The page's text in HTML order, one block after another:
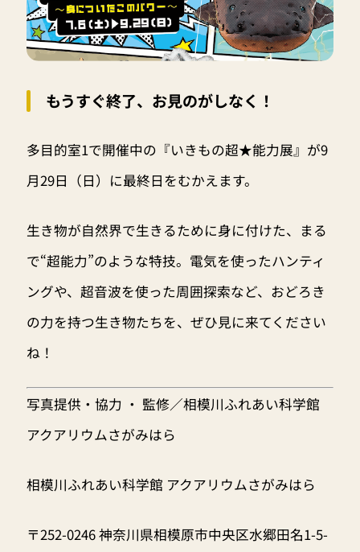
もうすぐ終了、お見のがしなく！
多目的室1で開催中の『いきもの超★能力展』が9
月29日（日）に最終日をむかえます。
生き物が自然界で生きるために身に付けた、まる
で“超能力”のような特技。電気を使ったハンティ
ングや、超音波を使った周囲探索など、おどろき
の力を持つ生き物たちを、ぜひ見に来てください
ね！
写真提供・協力 ・ 監修／相模川ふれあい科学館
アクアリウムさがみはら
相模川ふれあい科学館 アクアリウムさがみはら
〒252-0246 神奈川県相模原市中央区水郷田名1-5-